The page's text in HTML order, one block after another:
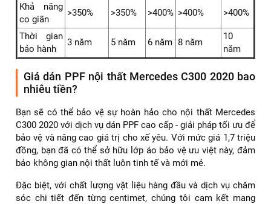
Khả năng
co giãn
>350% >350% >400% >400% >400%
Thời gian
bảo hành
3 năm 5 năm 6 năm 8 năm
10
năm
Giá dán PPF nội thất Mercedes C300 2020 bao
nhiêu tiền?
Bạn sẽ có thể bảo vệ sự hoàn hảo cho nội thất Mercedes
C300 2020 với dịch vụ dán PPF cao cấp - giải pháp tối ưu để
bảo vệ và nâng cao giá trị cho xế yêu. Với mức giá 1,7 triệu
đồng, bạn đã có thể sở hữu lớp áo bảo vệ ưu việt này, đảm
bảo không gian nội thất luôn tinh tế và mới mẻ.
Đặc biệt, với chất lượng vật liệu hàng đầu và dịch vụ chăm
sóc chi tiết đến từng centimet, chúng tôi cam kết mang